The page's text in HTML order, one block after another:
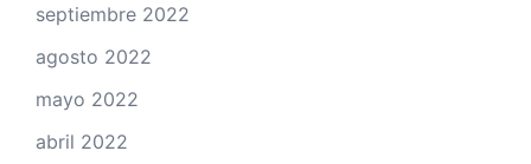
septiembre 2022
agosto 2022
mayo 2022
abril 2022